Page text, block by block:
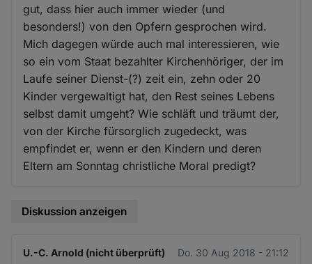
gut, dass hier auch immer wieder (und
besonders!) von den Opfern gesprochen wird.
Mich dagegen würde auch mal interessieren, wie
so ein vom Staat bezahlter Kirchenhöriger, der im
Laufe seiner Dienst-(?) zeit ein, zehn oder 20
Kinder vergewaltigt hat, den Rest seines Lebens
selbst damit umgeht? Wie schläft und träumt der,
von der Kirche fürsorglich zugedeckt, was
empfindet er, wenn er den Kindern und deren
Eltern am Sonntag christliche Moral predigt?
Diskussion anzeigen
U.-C. Arnold (nicht überprüft) Do. 30 Aug 2018 - 21:12